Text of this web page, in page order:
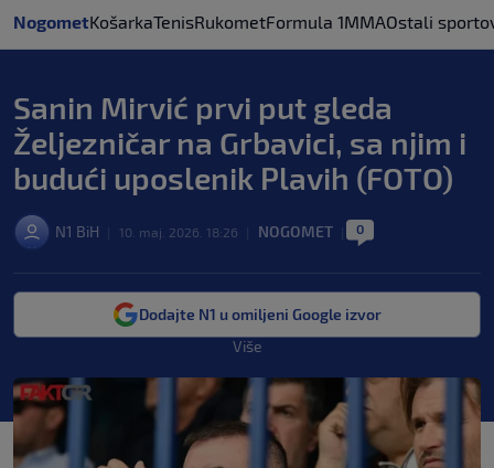
NogometKošarkaTenisRukometFormula 1MMAOstali
Sanin Mirvić prvi put gleda
Željezničar na Grbavici, sa njim i
budući uposlenik Plavih (FOTO)
N1 BiH 10. maj. 2026. 18:26 NOGOMET 0
Dodajte N1 u omiljeni Google izvor
Više